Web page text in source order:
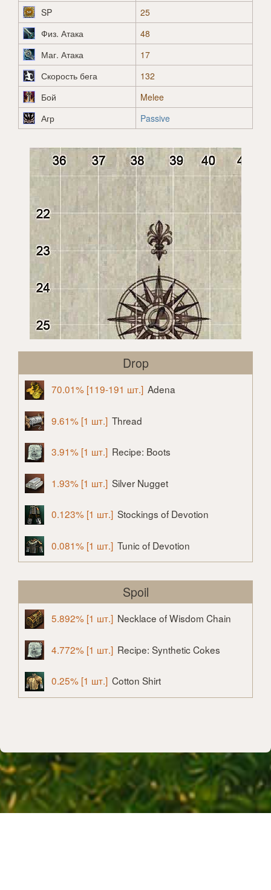
SP
25
Физ. Атака
48
Маг. Атака
17
Скорость бега
132
Бой
Melee
Агр
Passive
Drop
70.01% [119-191 шт.] Adena
9.61% [1 шт.] Thread
3.91% [1 шт.] Recipe: Boots
1.93% [1 шт.] Silver Nugget
0.123% [1 шт.] Stockings of Devotion
0.081% [1 шт.] Tunic of Devotion
Spoil
5.892% [1 шт.] Necklace of Wisdom Chain
4.772% [1 шт.] Recipe: Synthetic Cokes
0.25% [1 шт.] Cotton Shirt